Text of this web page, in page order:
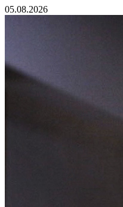
05.08.2026